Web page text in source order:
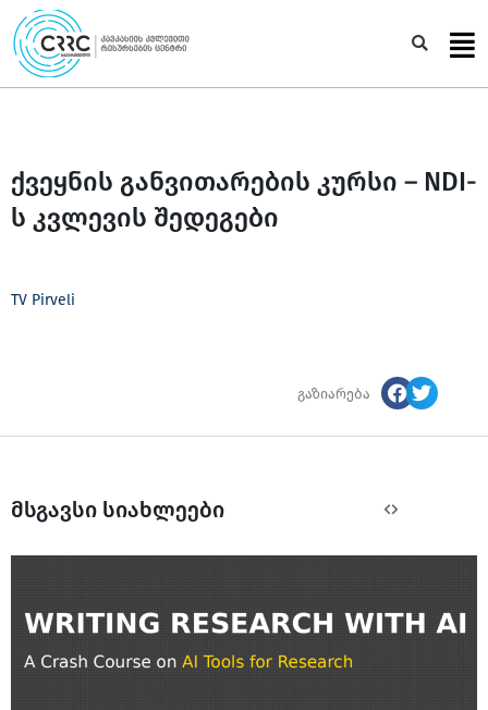
Skip
to
content
ქვეყნის განვითარების კურსი – NDI-
ს კვლევის შედეგები
TV Pirveli
გაზიარება
მსგავსი სიახლეები